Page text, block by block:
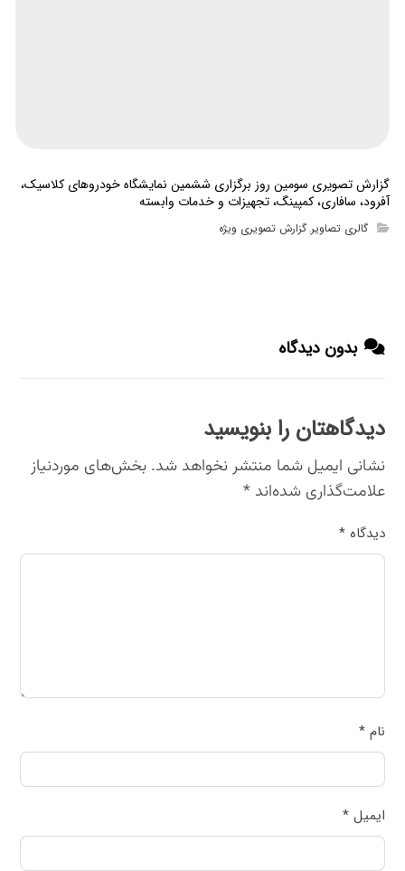
گزارش تصویری سومین روز برگزاری ششمین نمایشگاه خودروهای کلاسیک،
آفرود، سافاری، کمپینگ، تجهیزات و خدمات وابسته
گالری تصاویر,گزارش تصویری ویژه
بدون دیدگاه
دیدگاهتان را بنویسید
نشانی ایمیل شما منتشر نخواهد شد. بخش‌های موردنیاز
علامت‌گذاری شده‌اند*
دیدگاه*
نام*
ایمیل*